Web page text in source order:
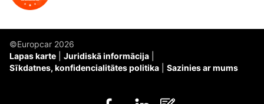
©Europcar 2026
Lapas karte
Juridiskā informācija
Sīkdatnes, konfidencialitātes politika
Sazinies ar mums